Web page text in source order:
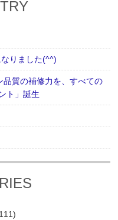
りました(^^)
品質の補修力を、すべての
ト」誕生